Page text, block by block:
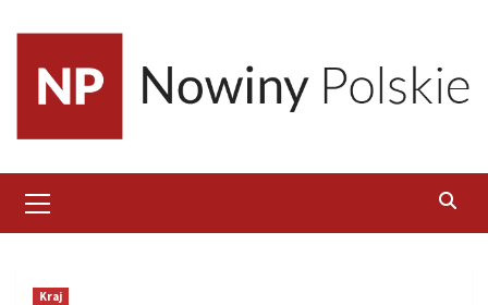
content
Menu
Kraj